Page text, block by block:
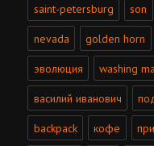
saint-petersburg son
nevada golden horn
эволюция washing
василий иванович
backpack кофе